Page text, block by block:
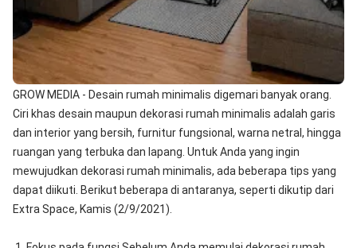
GROW MEDIA - Desain rumah minimalis digemari banyak orang.
Ciri khas desain maupun dekorasi rumah minimalis adalah garis
dan interior yang bersih, furnitur fungsional, warna netral, hingga
ruangan yang terbuka dan lapang. Untuk Anda yang ingin
mewujudkan dekorasi rumah minimalis, ada beberapa tips yang
dapat diikuti. Berikut beberapa di antaranya, seperti dikutip dari
Extra Space, Kamis (2/9/2021).